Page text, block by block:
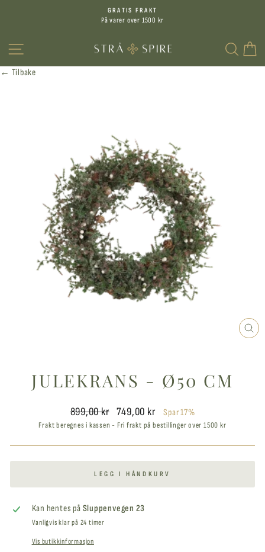
Sett
pause
GRATIS FRAKT
På varer over 1500 kr
SØK
← Tilbake
JULEKRANS - Ø50 CM
Ordinær
pris
899,00 kr Salgspris
749,00 kr Spar 17%
Frakt beregnes i kassen - Fri frakt på bestillinger over 1500 kr
LEGG I HÅNDKURV
Kan hentes på Sluppenvegen 23
Vanligvis klar på 24 timer
Vis butikkinformasjon